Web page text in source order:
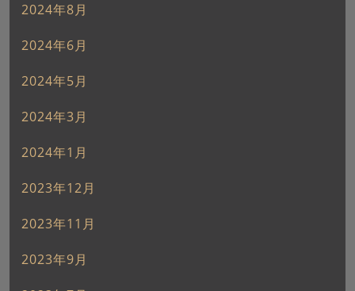
2024年8月
2024年6月
2024年5月
2024年3月
2024年1月
2023年12月
2023年11月
2023年9月